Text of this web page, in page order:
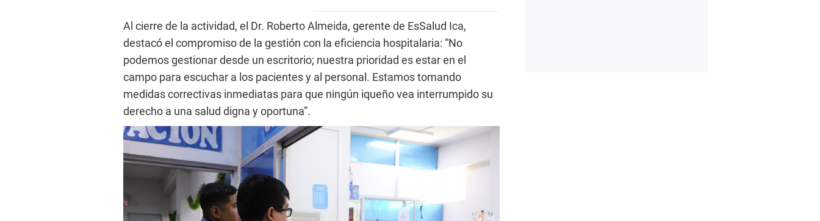
​Al cierre de la actividad, el Dr. Roberto Almeida, gerente de EsSalud Ica,
destacó el compromiso de la gestión con la eficiencia hospitalaria: “No
podemos gestionar desde un escritorio; nuestra prioridad es estar en el
campo para escuchar a los pacientes y al personal. Estamos tomando
medidas correctivas inmediatas para que ningún iqueño vea interrumpido su
derecho a una salud digna y oportuna”.